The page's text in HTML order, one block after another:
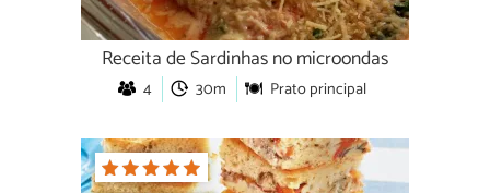
Receita de Sardinhas no microondas
4 30m Prato principal